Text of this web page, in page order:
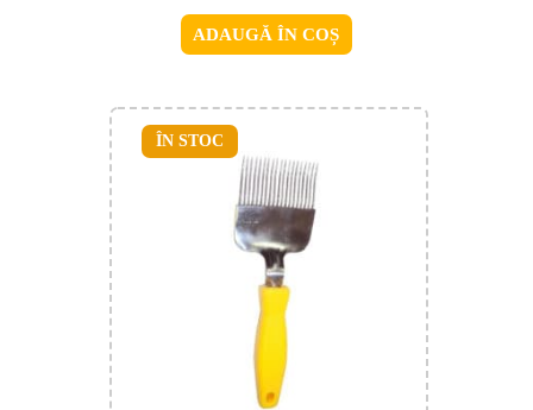
ADAUGĂ ÎN COȘ
ÎN STOC